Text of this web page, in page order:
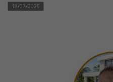
18/07/2026